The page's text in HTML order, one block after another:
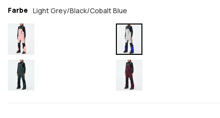
Farbe Light Grey/Black/Cobalt Blue